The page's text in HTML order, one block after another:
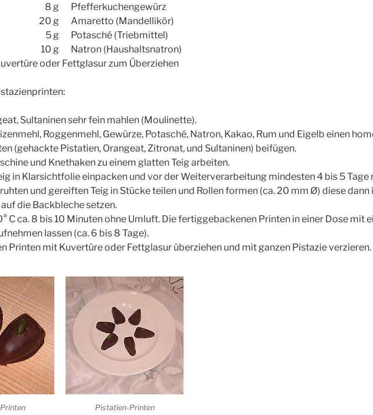
8 g
Pfefferkuchengewürz
20 g
Amaretto (Mandellikör)
5 g
Potasché (Triebmittel)
10 g
Natron (Haushaltsnatron)
oder Fettglasur zum Überziehen
Sultaninen sehr fein mahlen (Moulinette).
Roggenmehl, Gewürze, Potasché, Natron, Kakao, Rum und Eigelb einen
(gehackte Pistatien, Orangeat, Zitronat, und Sultaninen) beifügen.
und Knethaken zu einem glatten Teig arbeiten.
in Klarsichtfolie einpacken und vor der Weiterverarbeitung mindesten 4 bis 5 Tage
und gereiften Teig in Stücke teilen und Rollen formen (ca. 20 mm Ø) diese
die Backbleche setzen.
C ca. 8 bis 10 Minuten ohne Umluft. Die fertiggebackenen Printen in einer Dose mit
lassen (ca. 6 bis 8 Tage).
Printen mit Kuvertüre oder Fettglasur überziehen und mit ganzen Pistazie verzieren.
Pistatien-Printen